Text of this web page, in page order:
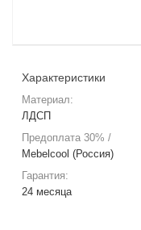
Характеристики
Материал:
ЛДСП
Предоплата 30% /
Mebelcool (Россия)
Гарантия:
24 месяца